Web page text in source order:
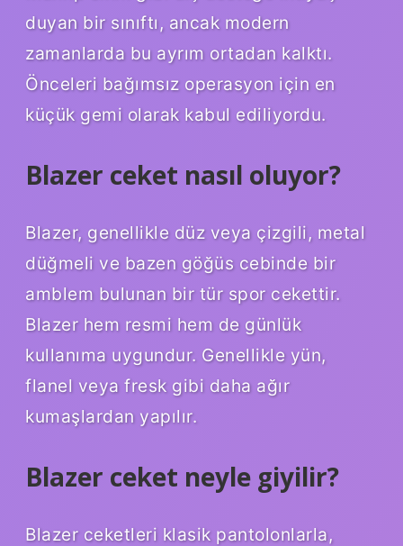
duyan bir sınıftı, ancak modern
zamanlarda bu ayrım ortadan kalktı.
Önceleri bağımsız operasyon için en
küçük gemi olarak kabul ediliyordu.
Blazer ceket nasıl oluyor?
Blazer, genellikle düz veya çizgili, metal
düğmeli ve bazen göğüs cebinde bir
amblem bulunan bir tür spor cekettir.
Blazer hem resmi hem de günlük
kullanıma uygundur. Genellikle yün,
flanel veya fresk gibi daha ağır
kumaşlardan yapılır.
Blazer ceket neyle giyilir?
Blazer ceketleri klasik pantolonlarla,